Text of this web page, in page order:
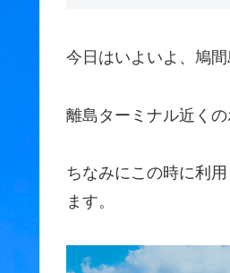
今日はいよいよ、鳩間
離島ターミナル近く
ちなみにこの時に利
ます。